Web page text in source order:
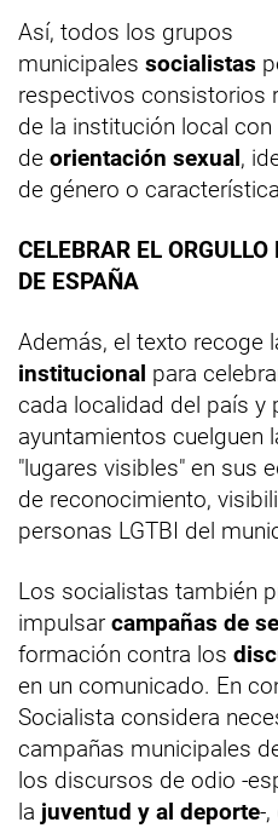
Así, todos los grupos
municipales socialistas
respectivos consistorios
de la institución local
de orientación sexual,
de género o
CELEBRAR EL
DE ESPAÑA
Además, el texto recoge
institucional para
cada localidad del país y
ayuntamientos cuelguen
"lugares visibles" en sus
de reconocimiento,
personas LGTBI del
Los socialistas también
impulsar campañas de
formación contra los
en un comunicado. En
Socialista considera
campañas municipales
los discursos de odio -
la juventud y al deporte-